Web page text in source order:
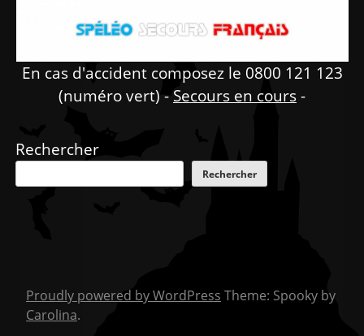
En cas d'accident composez le 0800 121 123
(numéro vert) - Secours en cours-
Rechercher
Rechercher
Proudly powered by WordPress Theme: Spooky by
Carolina.